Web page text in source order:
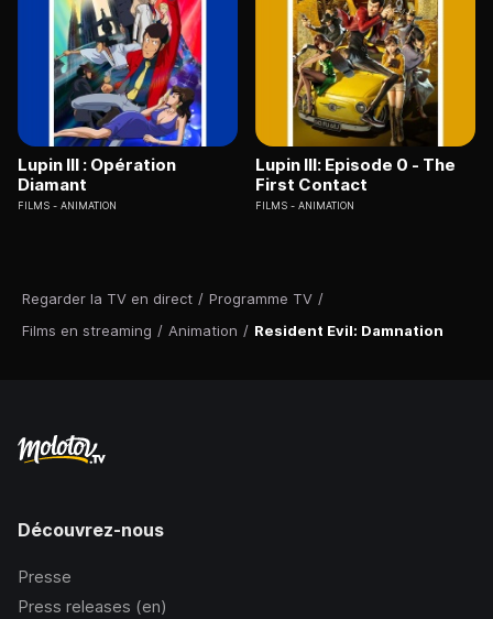
Regarder la TV en direct / Programme TV /
Films en streaming / Animation / Resident Evil: Damnation
Lupin III : Opération
Diamant
FILMS ANIMATION
Lupin III: Episode 0 - The
First Contact
FILMS ANIMATION
Découvrez-nous
Presse
Press releases (en)